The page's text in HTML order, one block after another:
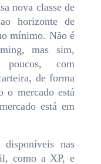
nova classe de
horizonte de
mínimo. Não é
mas sim,
com
de forma
o mercado está
está em
nas
como a XP, e